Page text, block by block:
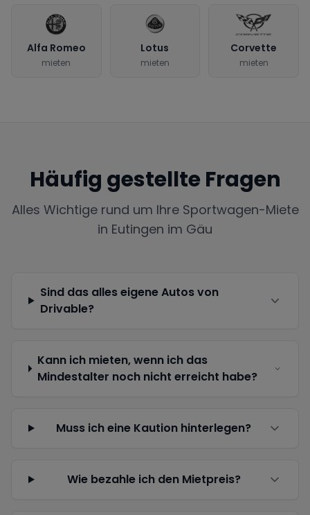
Alfa Romeo
mieten
Lotus
mieten
Corvette
mieten
Häufig gestellte Fragen
Alles Wichtige rund um Ihre Sportwagen-Miete
in Eutingen im Gäu
Sind das alles eigene Autos von
Drivable?
Kann ich mieten, wenn ich das
Mindestalter noch nicht erreicht habe?
Muss ich eine Kaution hinterlegen?
Wie bezahle ich den Mietpreis?